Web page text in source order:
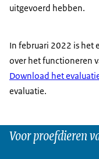
uitgevoerd hebben.
In februari 2022 is het
over het functioneren
Download het
evaluatie.
Voor proefdieren